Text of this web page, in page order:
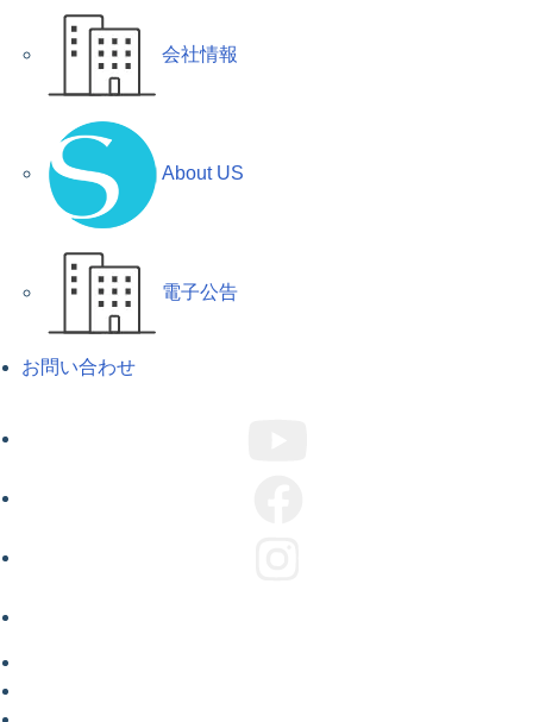
会社情報
About US
電子公告
お問い合わせ